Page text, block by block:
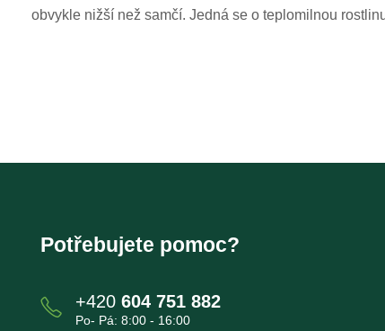
obvykle nižší než samčí. Jedná se o teplomilnou
Potřebujete pomoc?
+420 604 751 882
Po- Pá: 8:00 - 16:00